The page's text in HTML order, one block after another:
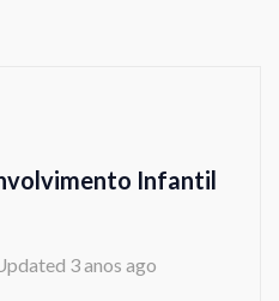
Infantil
3 anos ago